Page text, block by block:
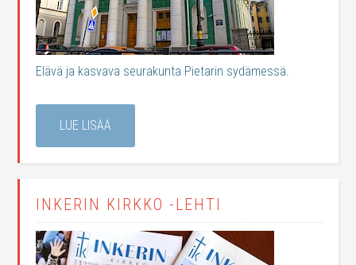
Elävä ja kasvava seurakunta Pietarin sydämessä.
LUE LISÄÄ
INKERIN KIRKKO -LEHTI